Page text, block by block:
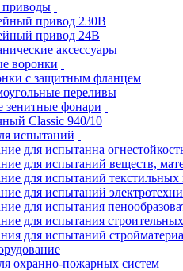
привод 230В
привод 24В
аксессуары
воронки
с защитным фланцем
переливы
зенитные фонари
Classic 940/10
испытаний
для испытанна
для испытаний веществ,
для испытаний текстильных
для испытаний
для испытания
для испытания
для испытаний
охранно-пожарных систем